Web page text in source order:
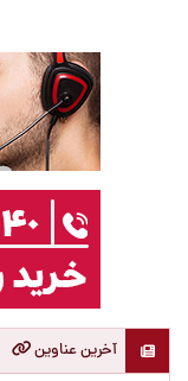
آخرین عناوین